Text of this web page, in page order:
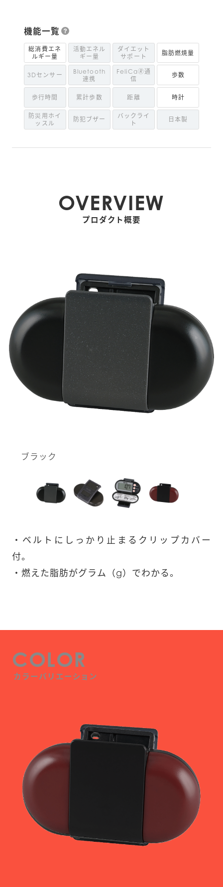
機能一覧
総消費エネ
ルギー量
活動エネル
ギー量
ダイエット
サポート
脂肪燃焼量
3Dセンサー
Bluetooth
連携
FeliCa🄬通
信
歩数
歩行時間 累計歩数 距離 時計
防災用ホイ
ッスル
防犯ブザー
バックライ
ト
日本製
OVERVIEW
プロダクト概要
ブラック
・ベルトにしっかり止まるクリップカバー
付。
・燃えた脂肪がグラム（g）でわかる。
COLOR
カラーバリエーション